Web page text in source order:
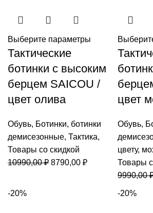
Выберите параметры
Тактические
ботинки с высоким
берцем SAICOU /
цвет олива
Обувь, Ботинки, ботинки
демисезонные, Тактика,
Товары со скидкой
10990,00₽ Первоначальная
8790,00 ₽Текущая
цвет
Обувь,
цвету,
Товары
9990,00
-20% -20%